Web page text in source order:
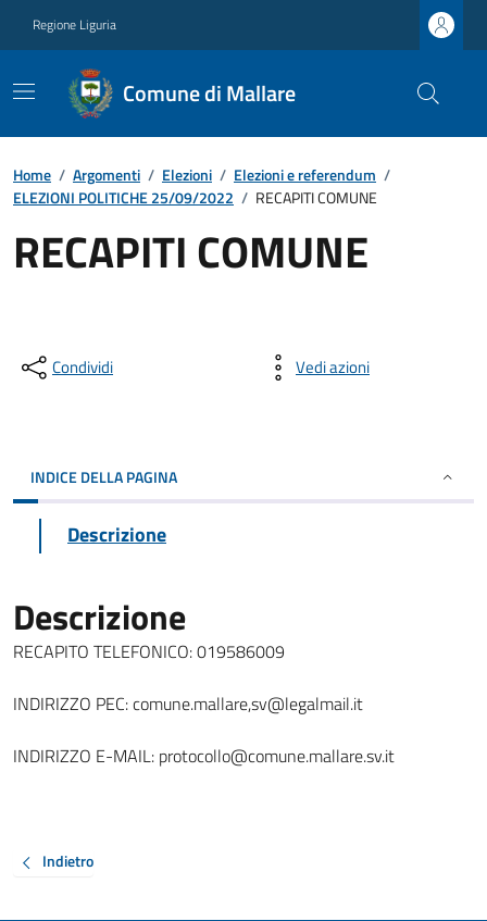
Regione Liguria
Comune di Mallare
Home / Argomenti / Elezioni / Elezioni e referendum /
ELEZIONI POLITICHE 25/09/2022 / RECAPITI COMUNE
RECAPITI COMUNE
Condividi Vedi azioni
INDICE DELLA PAGINA
Descrizione
Descrizione
RECAPITO TELEFONICO: 019586009
INDIRIZZO PEC: comune.mallare,sv@legalmail.it
INDIRIZZO E-MAIL: protocollo@comune.mallare.sv.it
Indietro